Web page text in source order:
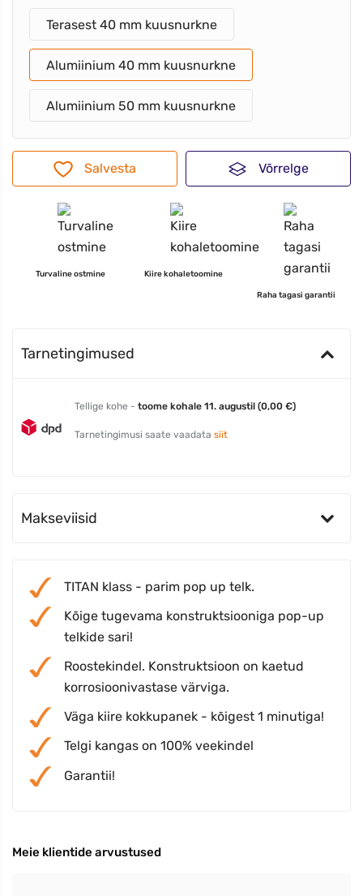
Terasest 40 mm kuusnurkne
Alumiinium 40 mm kuusnurkne
Alumiinium 50 mm kuusnurkne
Salvesta Võrrelge
Turvaline ostmine Kiire kohaletoomine
Raha tagasi garantii
Tarnetingimused
Tellige kohe - toome kohale 11. augustil (0,00 €)
Tarnetingimusi saate vaadata siit
Makseviisid
TITAN klass - parim pop up telk.
Kõige tugevama konstruktsiooniga pop-up
telkide sari!
Roostekindel. Konstruktsioon on kaetud
korrosioonivastase värviga.
Väga kiire kokkupanek - kõigest 1 minutiga!
Telgi kangas on 100% veekindel
Garantii!
Meie klientide arvustused